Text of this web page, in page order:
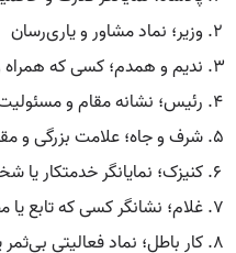
وزیر؛ نماد مشاور و یاری‌رسان
ندیم و همدم؛ کسی که
رئیس؛ نشانه مقام و
شرف و جاه؛ علامت بزرگی و
کنیزک؛ نمایانگر خدمتکار
غلام؛ نشانگر کسی که تابع
کار باطل؛ نماد فعالیتی